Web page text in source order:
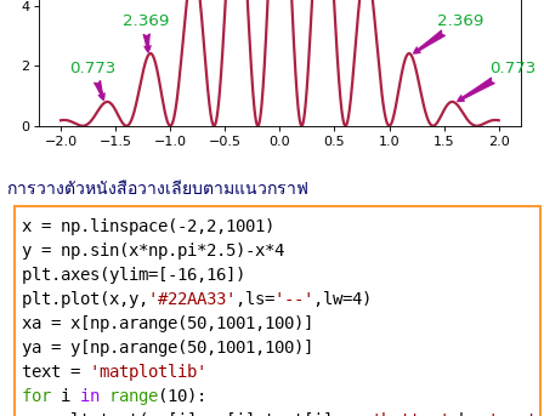
การวางตัวหนังสือวางเลียบตามแนวกราฟ
x = np.linspace(-2,2,1001)
y = np.sin(x*np.pi*2.5)-x*4
plt.axes(ylim=[-16,16])
plt.plot(x,y, '#22AA33' ,ls='--' ,lw=4)
xa = x[np.arange(50,1001,100)]
ya = y[np.arange(50,1001,100)]
text =
'matplotlib'
for i in range(10):